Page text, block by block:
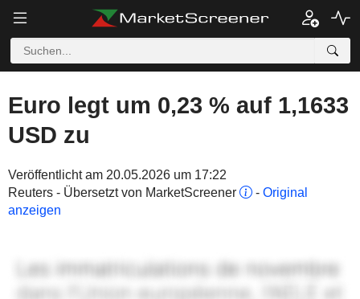
Euro legt um 0,23 % auf 1,1633
USD zu
Veröffentlicht am 20.05.2026 um 17:22
Reuters - Übersetzt von MarketScreener
- Original
anzeigen